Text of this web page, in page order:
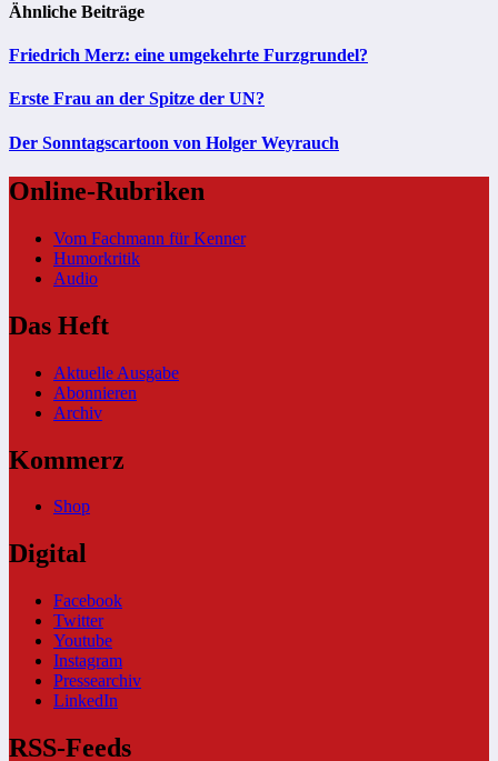
Ähnliche Beiträge
Friedrich Merz: eine umgekehrte Furzgrundel?
Erste Frau an der Spitze der UN?
Der Sonntagscartoon von Holger Weyrauch
Online-Rubriken
Vom Fachmann für Kenner
Humorkritik
Audio
Das Heft
Aktuelle Ausgabe
Abonnieren
Archiv
Kommerz
Shop
Digital
Facebook
Twitter
Youtube
Instagram
Pressearchiv
LinkedIn
RSS-Feeds